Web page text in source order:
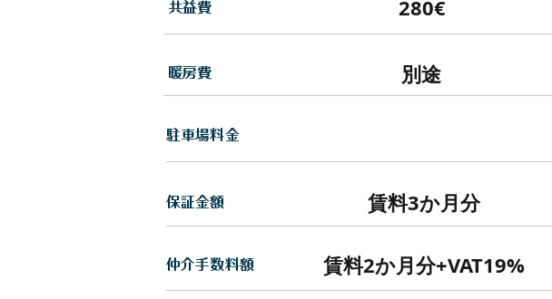
​共益費 280€
暖房費 別途
駐車場料金
保証金額 賃料3か月分
仲介手数料額 賃料2か月分+VAT19%